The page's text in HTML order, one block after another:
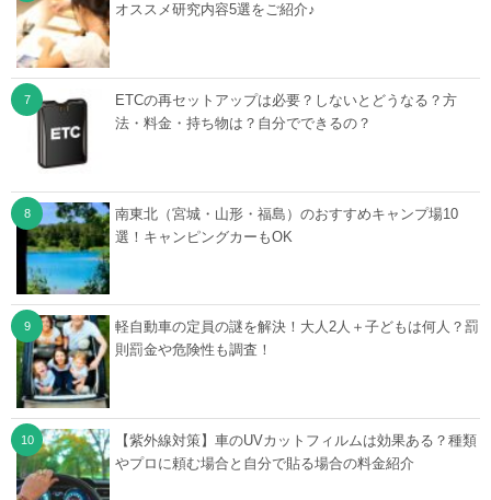
オススメ研究内容5選をご紹介♪
ETCの再セットアップは必要？しないとどうなる？方
法・料金・持ち物は？自分でできるの？
南東北（宮城・山形・福島）のおすすめキャンプ場10
選！キャンピングカーもOK
軽自動車の定員の謎を解決！大人2人＋子どもは何人？罰
則罰金や危険性も調査！
【紫外線対策】車のUVカットフィルムは効果ある？種類
やプロに頼む場合と自分で貼る場合の料金紹介